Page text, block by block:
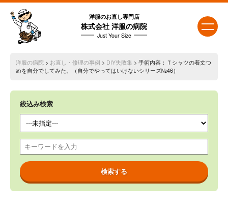
洋服のお直し専門店
株式会社 洋服の病院
Just Your Size
洋服の病院 > お直し・修理の事例 > DIY失敗集 > 手術内容：Ｔシャツの着丈つ
めを自分でしてみた。（自分でやってはいけないシリーズ№46）
絞込み検索